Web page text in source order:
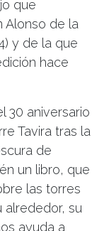
que
Alonso de la
y de la que
hace
30 aniversario
Tavira tras la
de
un libro, que
las torres
alrededor, su
ayuda a